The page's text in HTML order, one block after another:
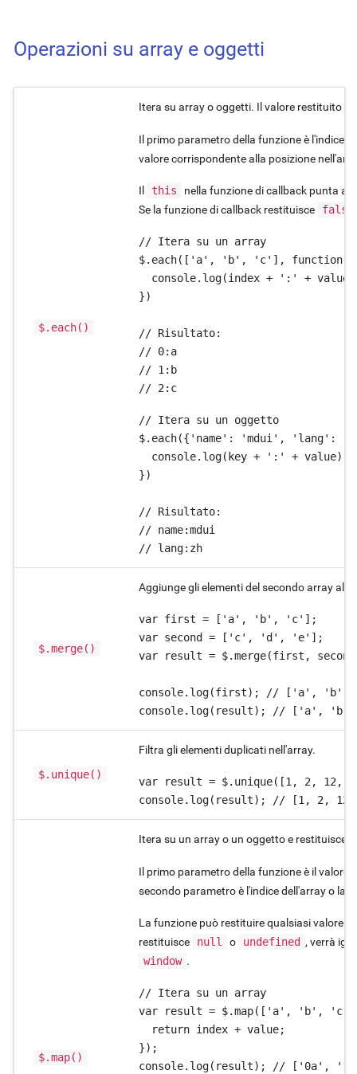
Operazioni su array e oggetti
$.each()
Itera su array o oggetti. Il valore restituito
Il primo parametro della funzione è l'indice
valore corrispondente alla posizione
Il this
nella funzione di callback punta al
Se la funzione di callback restituisce
false
// Itera su un array
$.each(['a', 'b', 'c'], function
console.log(index + ':' +
})
// Risultato:
// 0:a
// 1:b
// 2:c
// Itera su un oggetto
$.each({'name': 'mdui', 'lang':
  console.log(key + ':' + value);
})
// Risultato:
// name:mdui
// lang:zh
$.merge()
Aggiunge gli elementi del secondo array al
var first = ['a', 'b', 'c'];
var second = ['c', 'd', 'e'];
var result = $.merge(first,
console.log(first); // ['a',
console.log(result); // ['a',
$.unique()
Filtra gli elementi duplicati nell'array.
var result = $.unique([1, 2,
console.log(result); // [1, 2,
$.map()
Itera su un array o un oggetto e restituisce
Il primo parametro della funzione è il valore
secondo parametro è l'indice dell'array o la
La funzione può restituire qualsiasi valore.
restituisce
null o undefined , verrà
window .
// Itera su un array
var result = $.map(['a', 'b',
  return index + value;
});
console.log(result); // ['0a',